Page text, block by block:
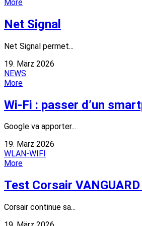
More
Net Signal
Net Signal permet...
19. März 2026
NEWS
More
Wi-Fi : passer d’un
Google va apporter...
19. März 2026
WLAN-WIFI
More
Test Corsair
Corsair continue sa...